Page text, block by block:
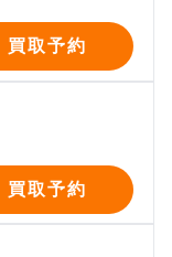
買取予約
買取予約